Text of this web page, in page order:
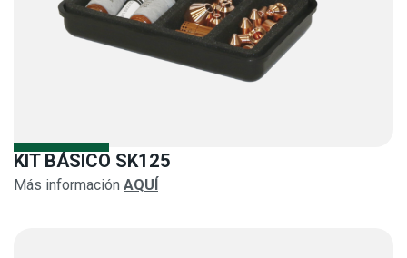
KIT BÁSICO SK125
Más información AQUÍ